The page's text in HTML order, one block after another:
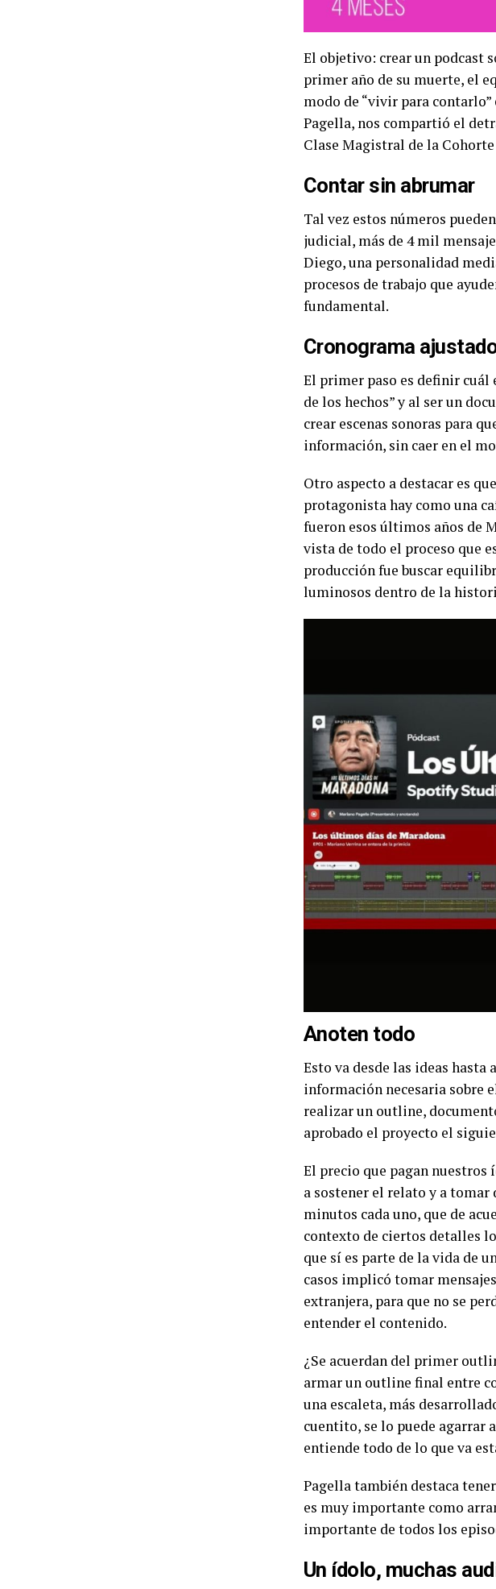
El objetivo: crear un podcast
primer año de su muerte, el
modo de “vivir para
Pagella, nos compartió el
Clase Magistral de la
Contar sin abrumar
Tal vez estos números
judicial, más de 4 mil
Diego, una personalidad
procesos de trabajo que
fundamental.
Cronograma
El primer paso es definir cuál
de los hechos” y al ser un
crear escenas sonoras para
información, sin caer en el
Otro aspecto a destacar es
protagonista hay como una
fueron esos últimos años de
vista de todo el proceso que
producción fue buscar
luminosos dentro de la
Anoten todo
Esto va desde las ideas
información necesaria sobre
realizar un outline,
aprobado el proyecto el
El precio que pagan
a sostener el relato y a tomar
minutos cada uno, que de
contexto de ciertos detalles
que sí es parte de la vida de
casos implicó tomar
extranjera, para que no se
entender el contenido.
¿Se acuerdan del primer
armar un outline final entre
una escaleta, más
cuentito, se lo puede agarrar
entiende todo de lo que va
Pagella también destaca
es muy importante como
importante de todos los
Un ídolo, muchas